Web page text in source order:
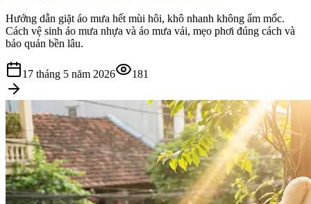
Hướng dẫn giặt áo mưa hết mùi hôi, khô nhanh không ẩm mốc.
Cách vệ sinh áo mưa nhựa và áo mưa vải, mẹo phơi đúng cách và
bảo quản bền lâu.
17 tháng 5 năm 2026 181